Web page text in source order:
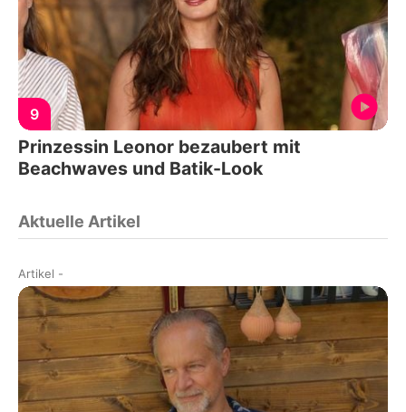
9
Prinzessin Leonor bezaubert mit
Beachwaves und Batik-Look
Aktuelle Artikel
Artikel -